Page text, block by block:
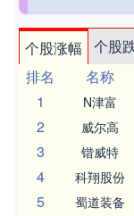
个股涨幅 个股
排名
名称
1
N津富
2 威尔高
3 锴威特
4 科翔股份
5 蜀道装备